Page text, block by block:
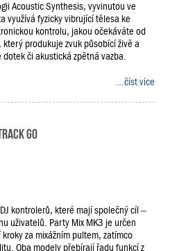
Acoustic Synthesis, vyvinutou ve
využívá fyzicky vibrující tělesa ke
kontrolu, jakou očekáváte od
produkuje zvuk působící živě a
či akustická zpětná vazba.
...číst více
Go
kontrolerů, které mají společný cíl –
uživatelů. Party Mix MK3 je určen
za mixážním pultem, zatímco
Oba modely přebírají řadu funkcí z